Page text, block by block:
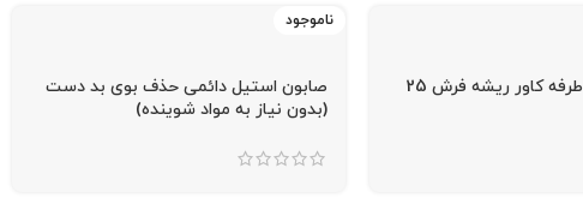
چسب یدک دوطرفه کاور ریشه فرش 25
ناموجود
صابون استیل دائمی حذف بوی بد دست
(بدون نیاز به مواد شوینده)